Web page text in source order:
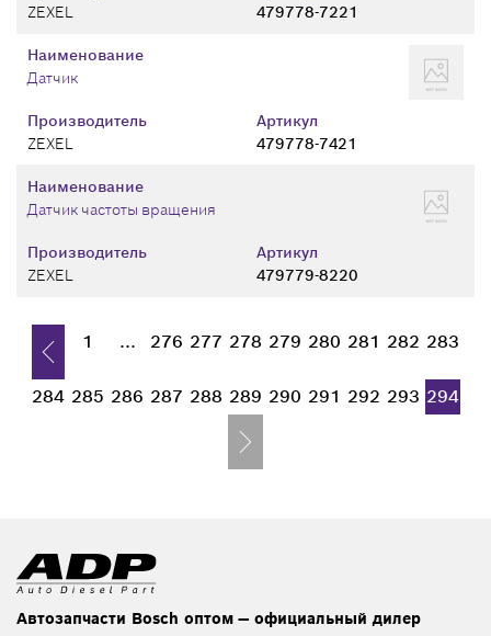
ZEXEL
479778-7221
Производитель
ZEXEL
Артикул
479778-7421
Наименование
Датчик
Производитель
ZEXEL
Артикул
479779-8220
Наименование
Датчик частоты вращения
1 ... 276 277 278 279 280 281 282 283
284 285 286 287 288 289 290 291 292 293 294
Автозапчасти Bosch оптом — официальный дилер